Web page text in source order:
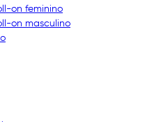
on feminino
on masculino